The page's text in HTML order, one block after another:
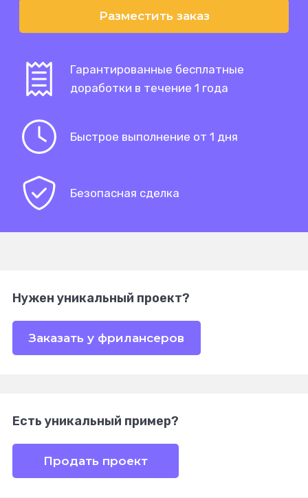
Разместить заказ
Гарантированные бесплатные
доработки в течение 1 года
Быстрое выполнение от 1 дня
Безопасная сделка
Нужен уникальный проект?
Заказать у фрилансеров
Есть уникальный пример?
Продать проект